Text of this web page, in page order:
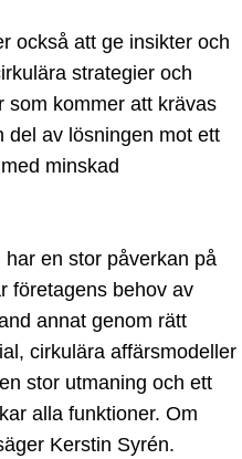
också att ge insikter och
strategier och
som kommer att krävas
del av lösningen mot ett
minskad
en stor påverkan på
företagens behov av
annat genom rätt
cirkulära affärsmodeller
stor utmaning och ett
alla funktioner. Om
Kerstin Syrén.